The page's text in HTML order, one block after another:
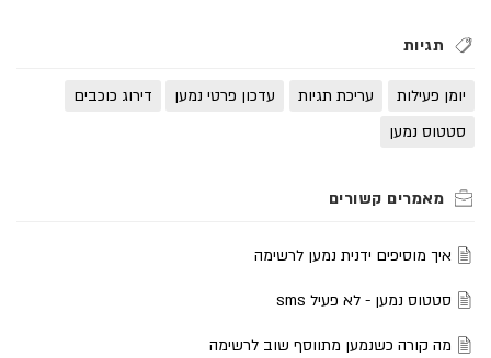
תגיות
יומן פעילות עריכת תגיות עדכון פרטי נמען
דירוג כוכבים
סטטוס נמען
איך מוסיפים ידנית נמען לרשימה
סטטוס נמען - לא פעיל sms
מה קורה כשנמען מתווסף שוב לרשימה